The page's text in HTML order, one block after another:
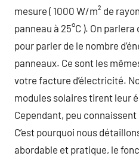
mesure ( 1000 W/m² de
panneau à 25°C ). On
pour parler de le nombre
panneaux. Ce sont les
votre facture d’électricité.
modules solaires tirent leur
Cependant, peu
C’est pourquoi nous
abordable et pratique, le